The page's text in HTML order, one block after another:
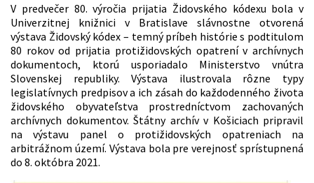
V predvečer 80. výročia prijatia Židovského kódexu bola v
Univerzitnej knižnici v Bratislave slávnostne otvorená
výstava Židovský kódex – temný príbeh histórie s podtitulom
80 rokov od prijatia protižidovských opatrení v archívnych
dokumentoch, ktorú usporiadalo Ministerstvo vnútra
Slovenskej republiky. Výstava ilustrovala rôzne typy
legislatívnych predpisov a ich zásah do každodenného života
židovského obyvateľstva prostredníctvom zachovaných
archívnych dokumentov. Štátny archív v Košiciach pripravil
na výstavu panel o protižidovských opatreniach na
arbitrážnom území. Výstava bola pre verejnosť sprístupnená
do 8. októbra 2021.